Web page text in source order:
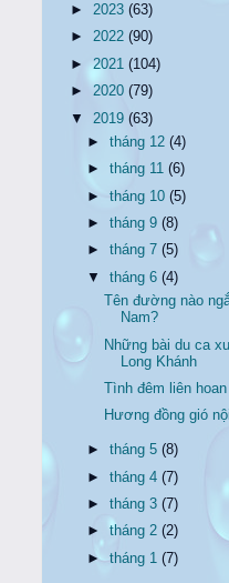
► 2023 (63)
► 2022 (90)
►2021 (104)
► 2020 (79)
▼ 2019 (63)
►tháng 12(4)
►tháng 11(6)
►tháng 10(5)
►tháng 9(8)
►tháng 7(5)
▼tháng 6(4)
Tên đường nào
Nam?
Những bài du ca
Long Khánh
Tình đêm liên hoan
Hương đồng gió
►tháng 5(8)
►tháng 4(7)
►tháng 3(7)
►tháng 2(2)
►tháng 1(7)